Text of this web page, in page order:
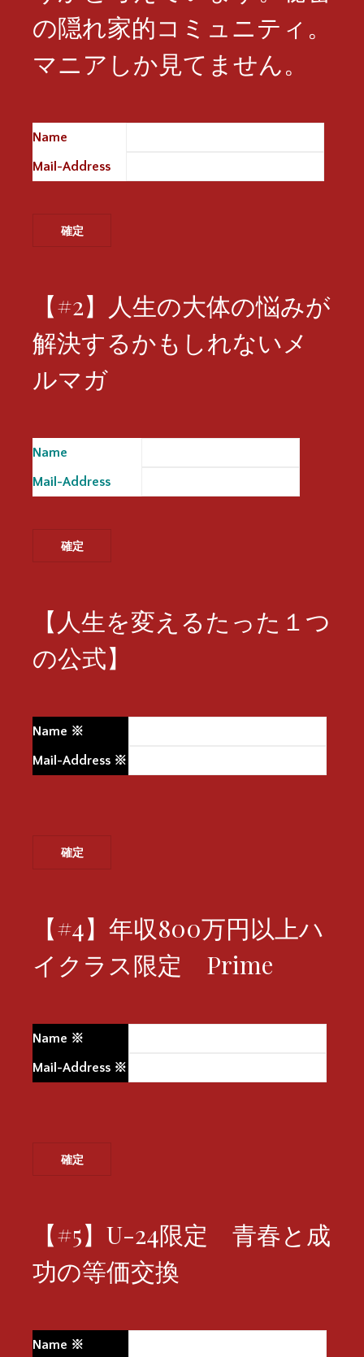
の隠れ家的コミュニティ。
マニアしか見てません。
Name
Mail-Address
【#2】人生の大体の悩みが
解決するかもしれないメ
ルマガ
Name
Mail-Address
【人生を変えるたった１つ
の公式】
Name ※
Mail-Address ※
【#4】年収800万円以上ハ
イクラス限定 Prime
Name ※
Mail-Address ※
【#5】U-24限定 青春と成
功の等価交換
Name ※